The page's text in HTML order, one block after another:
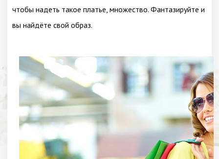
чтобы надеть такое платье, множество. Фантазируйте и
вы найдёте свой образ.